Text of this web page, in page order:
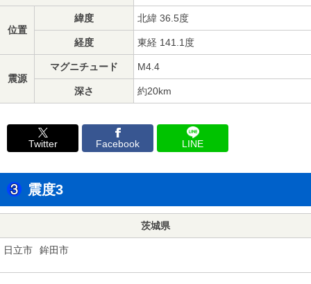
位置
緯度 北緯 36.5度
経度 東経 141.1度
震源
マグニチュード M4.4
深さ 約20km
Twitter Facebook LINE
震度3
茨城県
日立市 鉾田市